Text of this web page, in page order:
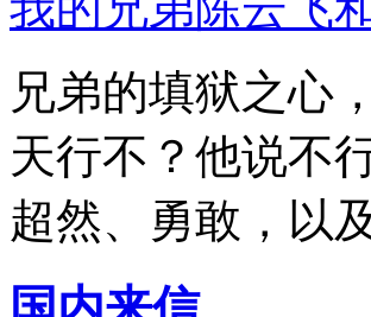
兄弟的填狱之心
天行不？他说不
超然、勇敢，以